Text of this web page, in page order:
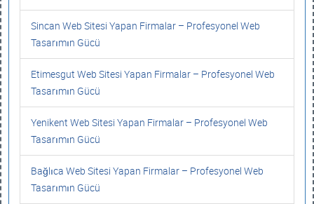
Sincan Web Sitesi Yapan Firmalar – Profesyonel Web
Tasarımın Gücü
Etimesgut Web Sitesi Yapan Firmalar – Profesyonel Web
Tasarımın Gücü
Yenikent Web Sitesi Yapan Firmalar – Profesyonel Web
Tasarımın Gücü
Bağlıca Web Sitesi Yapan Firmalar – Profesyonel Web
Tasarımın Gücü